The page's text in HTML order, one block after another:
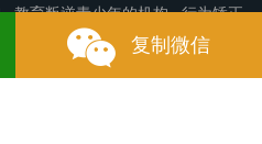
教育叛逆青少年的机构
行为矫正
叛逆青少年教育
牡丹江叛逆青少
原叛逆青少年教育
复制微信